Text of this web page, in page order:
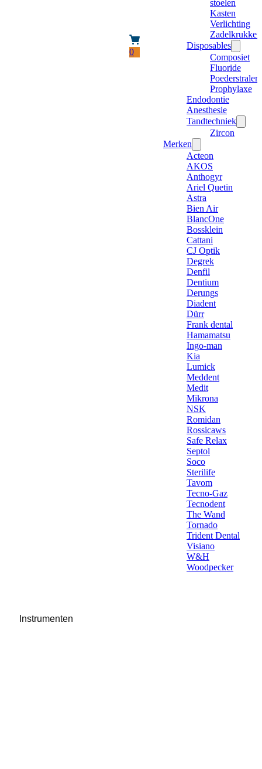
0
stoelen
Kasten
Verlichting
Zadelkrukken
Disposables
Composiet
Fluoride
Poederstraler
Prophylaxe
Endodontie
Anesthesie
Tandtechniek
Zircon
Merken
Acteon
AKOS
Anthogyr
Ariel Quetin
Astra
Bien Air
BlancOne
Bossklein
Cattani
CJ Optik
Degrek
Denfil
Dentium
Derungs
Diadent
Dürr
Frank dental
Hamamatsu
Ingo-man
Kia
Lumick
Meddent
Medit
Mikrona
NSK
Romidan
Rossicaws
Safe Relax
Septol
Soco
Sterilife
Tavom
Tecno-Gaz
Tecnodent
The Wand
Tornado
Trident Dental
Visiano
W&H
Woodpecker
Instrumenten